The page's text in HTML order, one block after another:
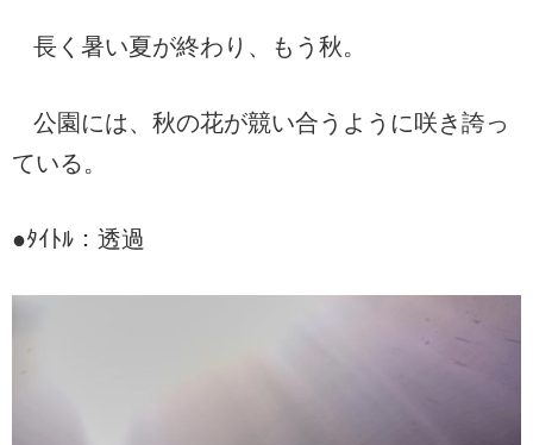
長く暑い夏が終わり、もう秋。
公園には、秋の花が競い合うように咲き誇っ
ている。
●ﾀｲﾄﾙ：透過